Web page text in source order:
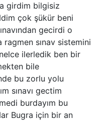
girdim bilgisiz
çok şükür beni
gecirdi o
sınav sistemini
ilerledik ben bir
bile
bu zorlu yolu
sınavı gectim
burdayım bu
Bugra için bir an